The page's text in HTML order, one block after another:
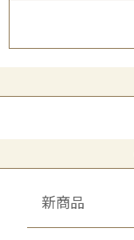
新商品